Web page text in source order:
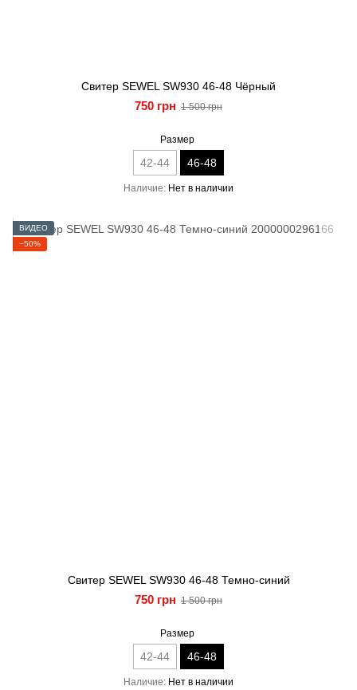
Свитер SEWEL SW930 46-48 Чёрный
750 грн 1 500 грн
Размер
42-44 46-48
Наличие Нет в наличии
ВИДЕО
−50%
Свитер SEWEL SW930 46-48 Темно-синий
750 грн 1 500 грн
Размер
42-44 46-48
Наличие Нет в наличии